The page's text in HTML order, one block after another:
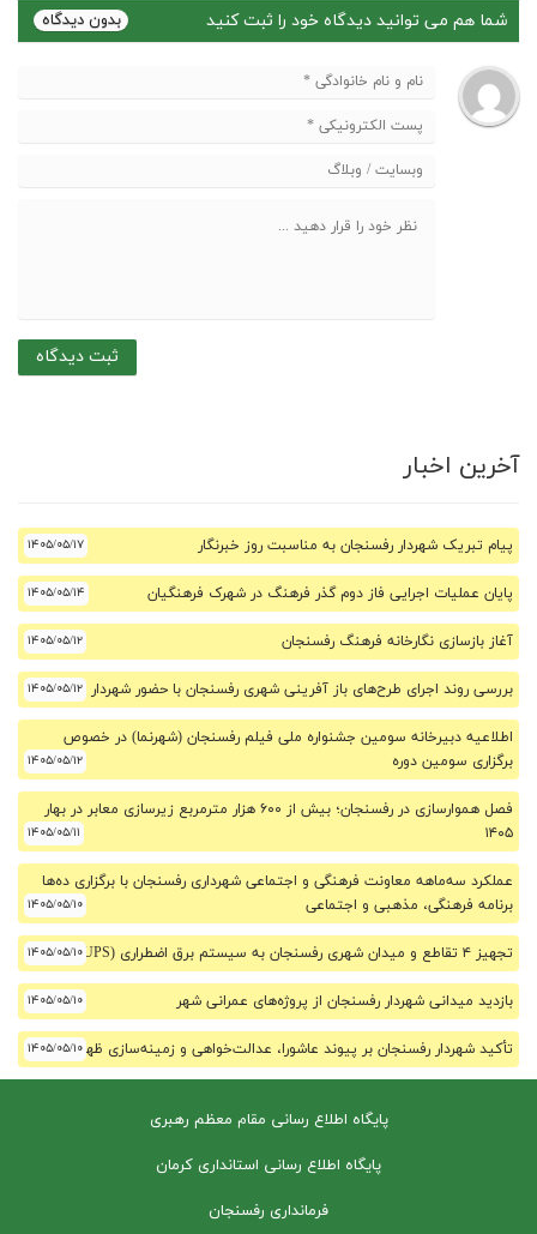
شما هم می توانید دیدگاه خود را ثبت کنید
آخرین اخبار
پیام تبریک شهردار رفسنجان به مناسبت روز خبرنگار ۱۴۰۵/۰۵/۱۷
پایان عملیات اجرایی فاز دوم گذر فرهنگ در شهرک فرهنگیان ۱۴۰۵/۰۵/۱۴
آغاز بازسازی نگارخانه فرهنگ رفسنجان ۱۴۰۵/۰۵/۱۲
بررسی روند اجرای طرح‌های باز آفرینی شهری رفسنجان با حضور شهردار ۱۴۰۵/۰۵/۱۲
اطلاعیه دبیرخانه سومین جشنواره ملی فیلم رفسنجان (شهرنما) در خصوص
برگزاری سومین دوره
۱۴۰۵/۰۵/۱۲
فصل هموارسازی در رفسنجان؛ بیش از ۶۰۰ هزار مترمربع زیرسازی معابر در بهار
۱۴۰۵
۱۴۰۵/۰۵/۱۱
عملکرد سه‌ماهه معاونت فرهنگی و اجتماعی شهرداری رفسنجان با برگزاری ده‌ها
برنامه فرهنگی، مذهبی و اجتماعی
۱۴۰۵/۰۵/۱۰
تجهیز ۴ تقاطع و میدان شهری رفسنجان به سیستم برق اضطراری (UPS) ۱۴۰۵/۰۵/۱۰
بازدید میدانی شهردار رفسنجان از پروژه‌های عمرانی شهر ۱۴۰۵/۰۵/۱۰
تأکید شهردار رفسنجان بر پیوند عاشورا، عدالت‌خواهی و زمینه‌سازی ظهور۱۴۰۵/۰۵/۱۰
پایگاه اطلاع رسانی مقام معظم رهبری
پایگاه اطلاع رسانی استانداری کرمان
فرمانداری رفسنجان